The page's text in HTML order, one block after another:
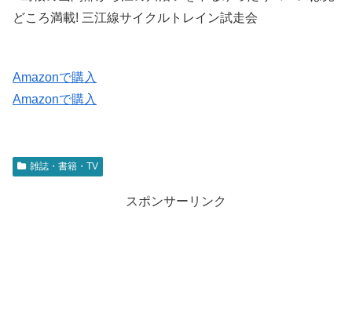
どころ満載! 三江線サイクルトレイン試走会
Amazonで購入
Amazonで購入
雑誌・書籍・TV
スポンサーリンク